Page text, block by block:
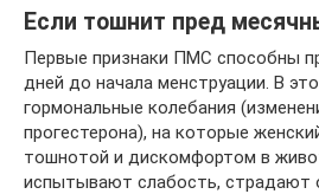
Если тошнит пред
Первые признаки ПМС способны
дней до начала менструации. В
гормональные колебания
прогестерона), на которые
тошнотой и дискомфортом в
испытывают слабость, страдают